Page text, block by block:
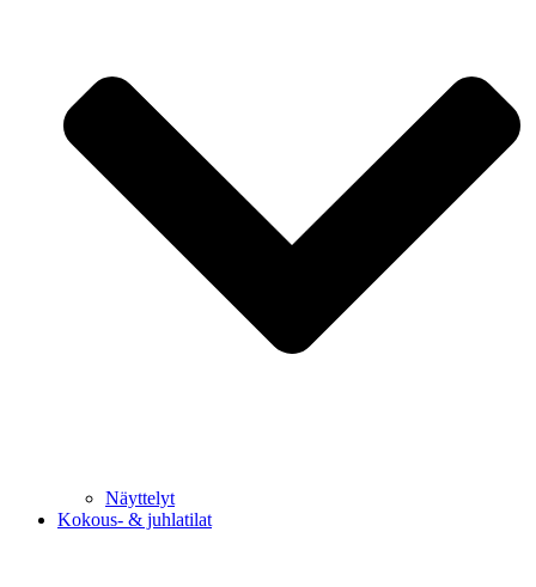
Näyttelyt
Kokous- & juhlatilat